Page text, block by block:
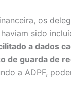
os
sido
a dados
de guarda de
a ADPF,